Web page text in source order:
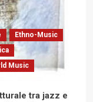
Ethno-Music
Music
tra jazz e